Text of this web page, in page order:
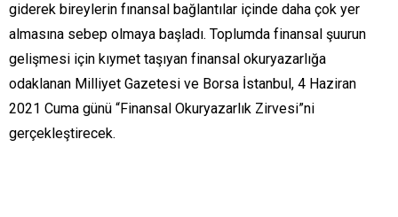
giderek bireylerin fınansal bağlantılar içinde daha çok yer
almasına sebep olmaya başladı. Toplumda finansal şuurun
gelişmesi için kıymet taşıyan finansal okuryazarlığa
odaklanan Milliyet Gazetesi ve Borsa İstanbul, 4 Haziran
2021 Cuma günü “Finansal Okuryazarlık Zirvesi”ni
gerçekleştirecek.